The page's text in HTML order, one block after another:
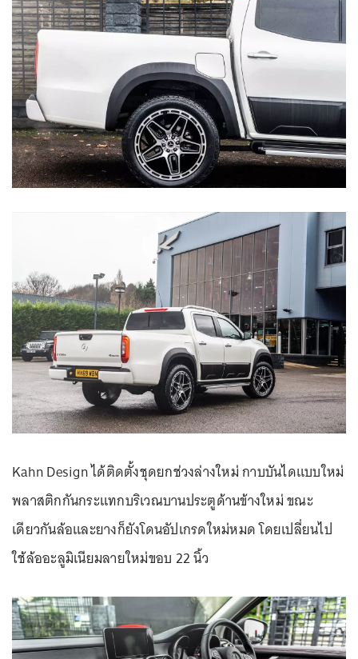
Kahn Design ได้ติดตั้งชุดยกช่วงล่างใหม่ กาบบันไดแบบใหม่
พลาสติกกันกระแทกบริเวณบานประตูด้านข้างใหม่ ขณะ
เดียวกันล้อและยางก็ยังโดนอัปเกรดใหม่หมด โดยเปลี่ยนไป
ใช้ล้ออะลูมิเนียมลายใหม่ขอบ 22 นิ้ว